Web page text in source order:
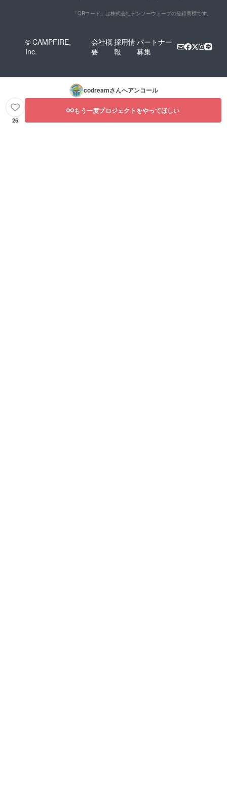
「QRコード」は株式会社デンソーウェーブの登録商標です。
© CAMPFIRE,
Inc.
会社概
要
採用情
報
パートナー
募集
codreamさんへアンコール
26
もう一度プロジェクトをやってほしい